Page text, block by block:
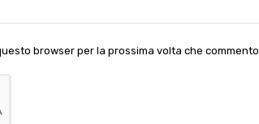
browser per la prossima volta che commento.